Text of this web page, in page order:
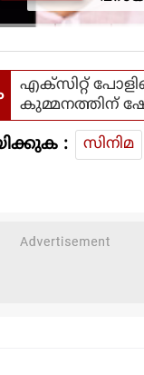
എക്സിറ്റ്
കുമ്മനത്തിന്
: സിനിമ